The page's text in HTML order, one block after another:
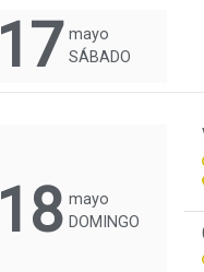
17 mayo
SÁBADO
18 mayo
DOMINGO